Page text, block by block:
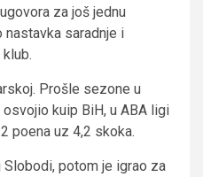
za još jednu
saradnje i
Prošle sezone u
kuip BiH, u ABA ligi
poena uz 4,2 skoka.
Slobodi, potom je igrao za